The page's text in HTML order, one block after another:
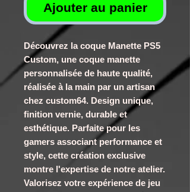
Ajouter au panier
Découvrez la coque Manette PS5
Custom, une coque manette
personnalisée de haute qualité,
réalisée à la main par un artisan
chez custom64. Design unique,
finition vernie, durable et
esthétique. Parfaite pour les
gamers associant performance et
style, cette création exclusive
montre l'expertise de notre atelier.
Valorisez votre expérience de jeu